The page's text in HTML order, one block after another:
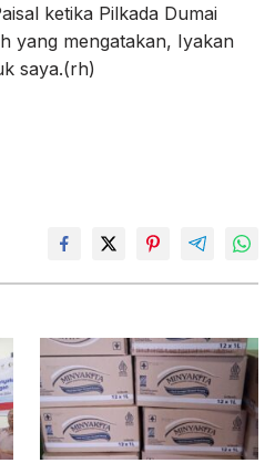
ketika Pilkada Dumai
yang mengatakan, Iyakan
saya.(rh)